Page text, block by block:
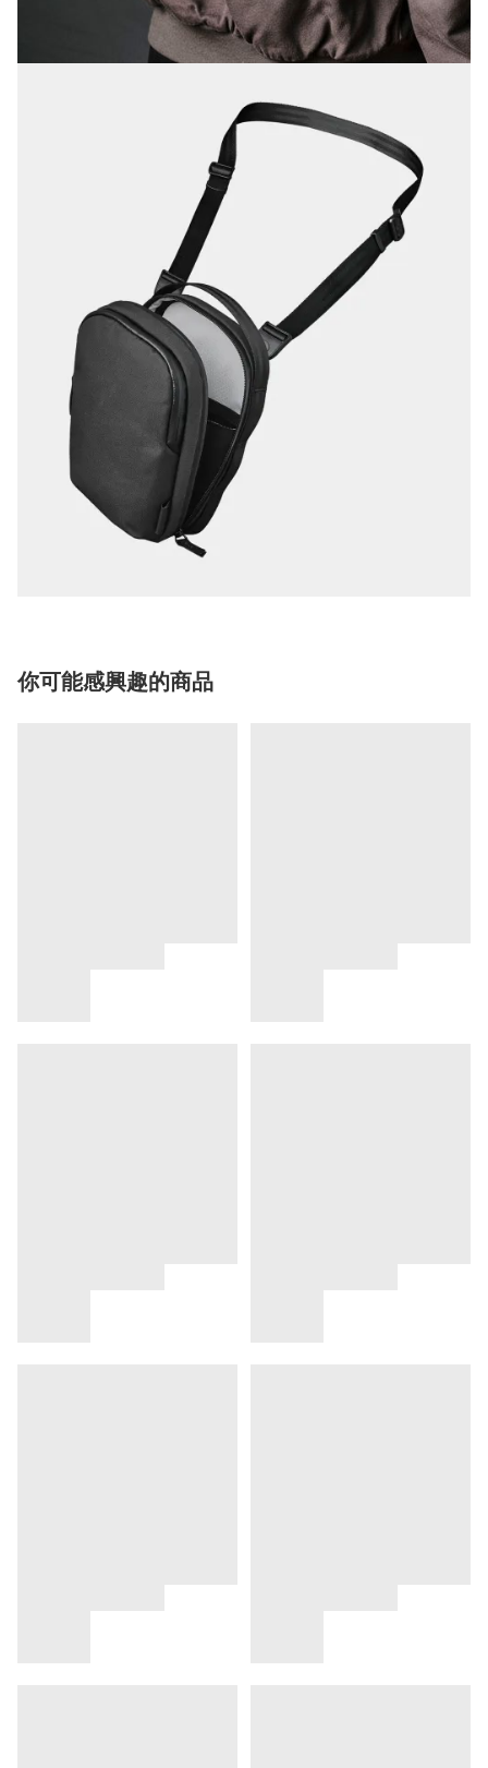
你可能感興趣的商品